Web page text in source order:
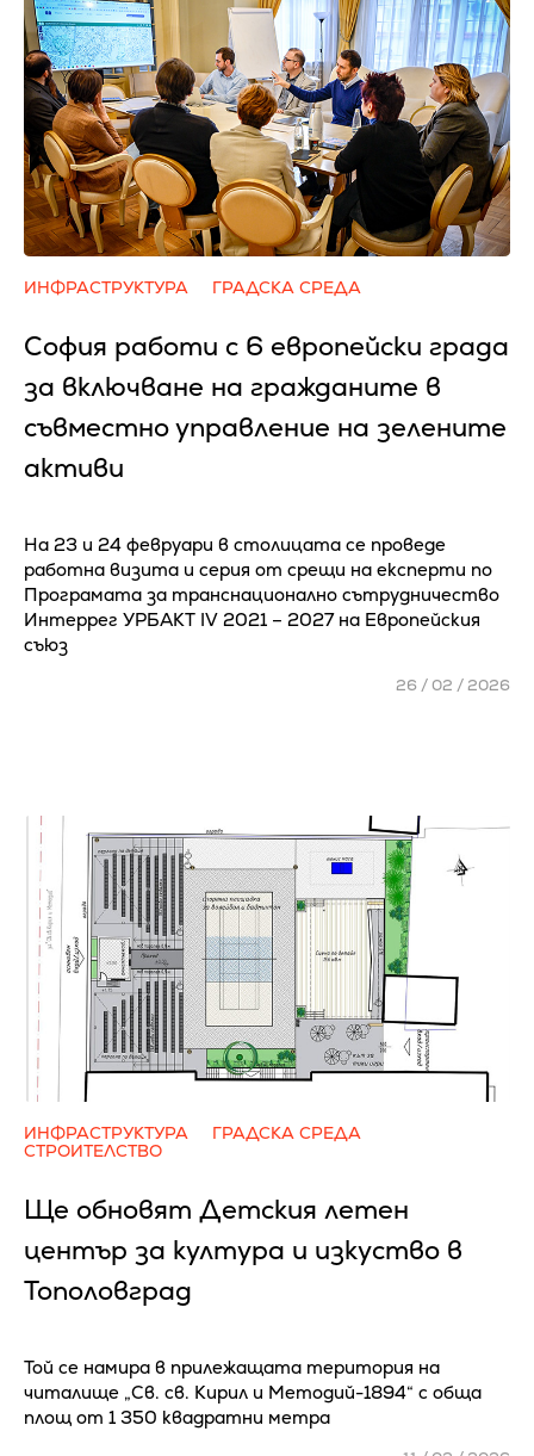
ИНФРАСТРУКТУРА ГРАДСКА СРЕДА
София работи с 6 европейски града
за включване на гражданите в
съвместно управление на зелените
активи
На 23 и 24 февруари в столицата се проведе
работна визита и серия от срещи на експерти по
Програмата за транснационално сътрудничество
Интеррег УРБАКТ IV 2021 – 2027 на Европейския
съюз
26 / 02 / 2026
ИНФРАСТРУКТУРА
ГРАДСКА СРЕДА
СТРОИТЕЛСТВО
Ще обновят Детския летен
център за култура и изкуство в
Тополовград
Той се намира в прилежащата територия на
читалище „Св. св. Кирил и Методий-1894“ с обща
площ от 1 350 квадратни метра